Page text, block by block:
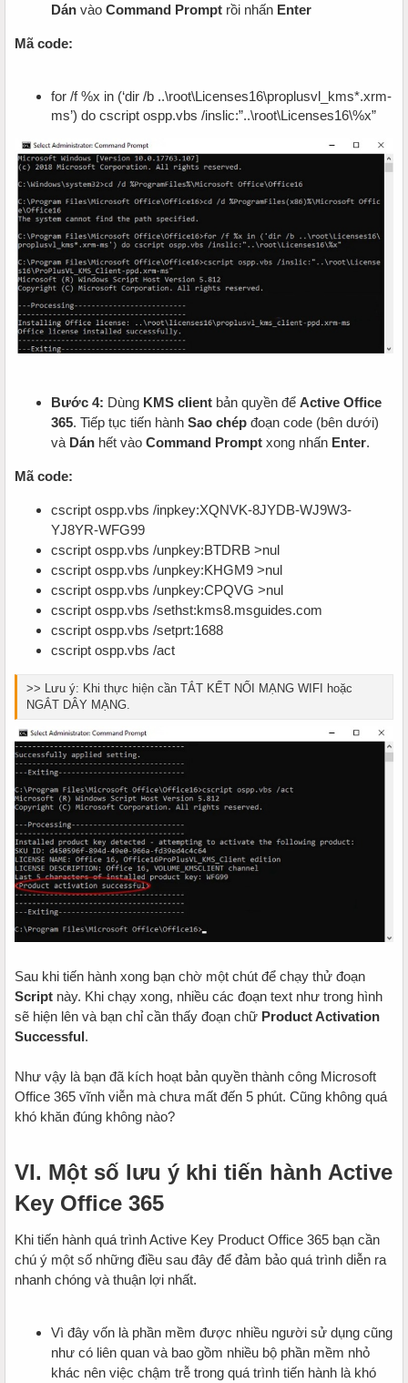
Dán vào Command Prompt rồi nhấn Enter
Mã code:
for /f %x in (‘dir /b ..\root\Licenses16\proplusvl_kms*.xrm-
ms’) do cscript ospp.vbs /inslic:”..\root\Licenses16\%x”​
Bước 4: Dùng KMS client bản quyền để Active Office
365. Tiếp tục tiến hành Sao chép đoạn code (bên dưới)
và Dán hết vào Command Prompt xong nhấn Enter.
Mã code:
cscript ospp.vbs /inpkey:XQNVK-8JYDB-WJ9W3-
YJ8YR-WFG99
cscript ospp.vbs /unpkey:BTDRB >nul
cscript ospp.vbs /unpkey:KHGM9 >nul
cscript ospp.vbs /unpkey:CPQVG >nul
cscript ospp.vbs /sethst:kms8.msguides.com
cscript ospp.vbs /setprt:1688
cscript ospp.vbs /act
>> Lưu ý: Khi thực hiện cần TẮT KẾT NỐI MẠNG WIFI hoặc
NGẮT DÂY MẠNG.
Sau khi tiến hành xong bạn chờ một chút để chạy thử đoạn
Script này. Khi chạy xong, nhiều các đoạn text như trong hình
sẽ hiện lên và bạn chỉ cần thấy đoạn chữ Product Activation
Successful .
Như vậy là bạn đã kích hoạt bản quyền thành công Microsoft
Office 365 vĩnh viễn mà chưa mất đến 5 phút. Cũng không quá
khó khăn đúng không nào?
VI. Một số lưu ý khi tiến hành Active
Key Office 365
Khi tiến hành quá trình Active Key Product Office 365 bạn cần
chú ý một số những điều sau đây để đảm bảo quá trình diễn ra
nhanh chóng và thuận lợi nhất.
Vì đây vốn là phần mềm được nhiều người sử dụng cũng
như có liên quan và bao gồm nhiều bộ phần mềm nhỏ
khác nên việc chậm trễ trong quá trình tiến hành là khó